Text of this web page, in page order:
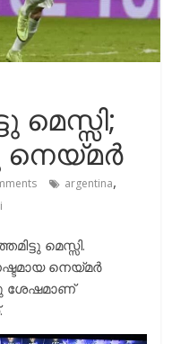
മെസ്സി;
നെയ്മർ
argentina,
മെസ്സി.
നെയ്മർ
ശേഷമാണ്